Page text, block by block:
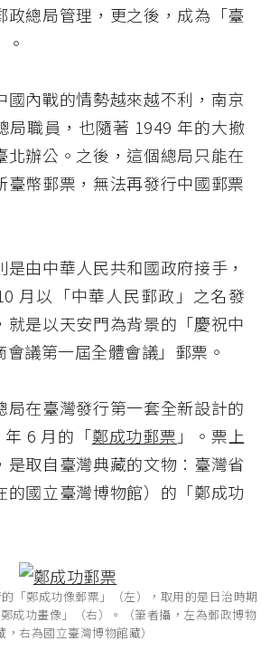
政總局管理，更之後，成為「臺
國內戰的情勢越來越不利，南京
局職員，也隨著 1949 年的大撤
北辦公。之後，這個總局只能在
臺幣郵票，無法再發行中國郵票
由中華人民共和國政府接手，
月以「中華人民郵政」之名發
就是以天安門為背景的「慶祝中
議第一屆全體會議」郵票。
局在臺灣發行第一套全新設計的
6 月的「鄭成功郵票 」。票上
是取自臺灣典藏的文物：臺灣省
的國立臺灣博物館）的「鄭成功
「鄭成功像郵票」（左），取用的是日治時期
成功畫像」（右）。（筆者攝，左為郵政博物
，右為國立臺灣博物館藏）